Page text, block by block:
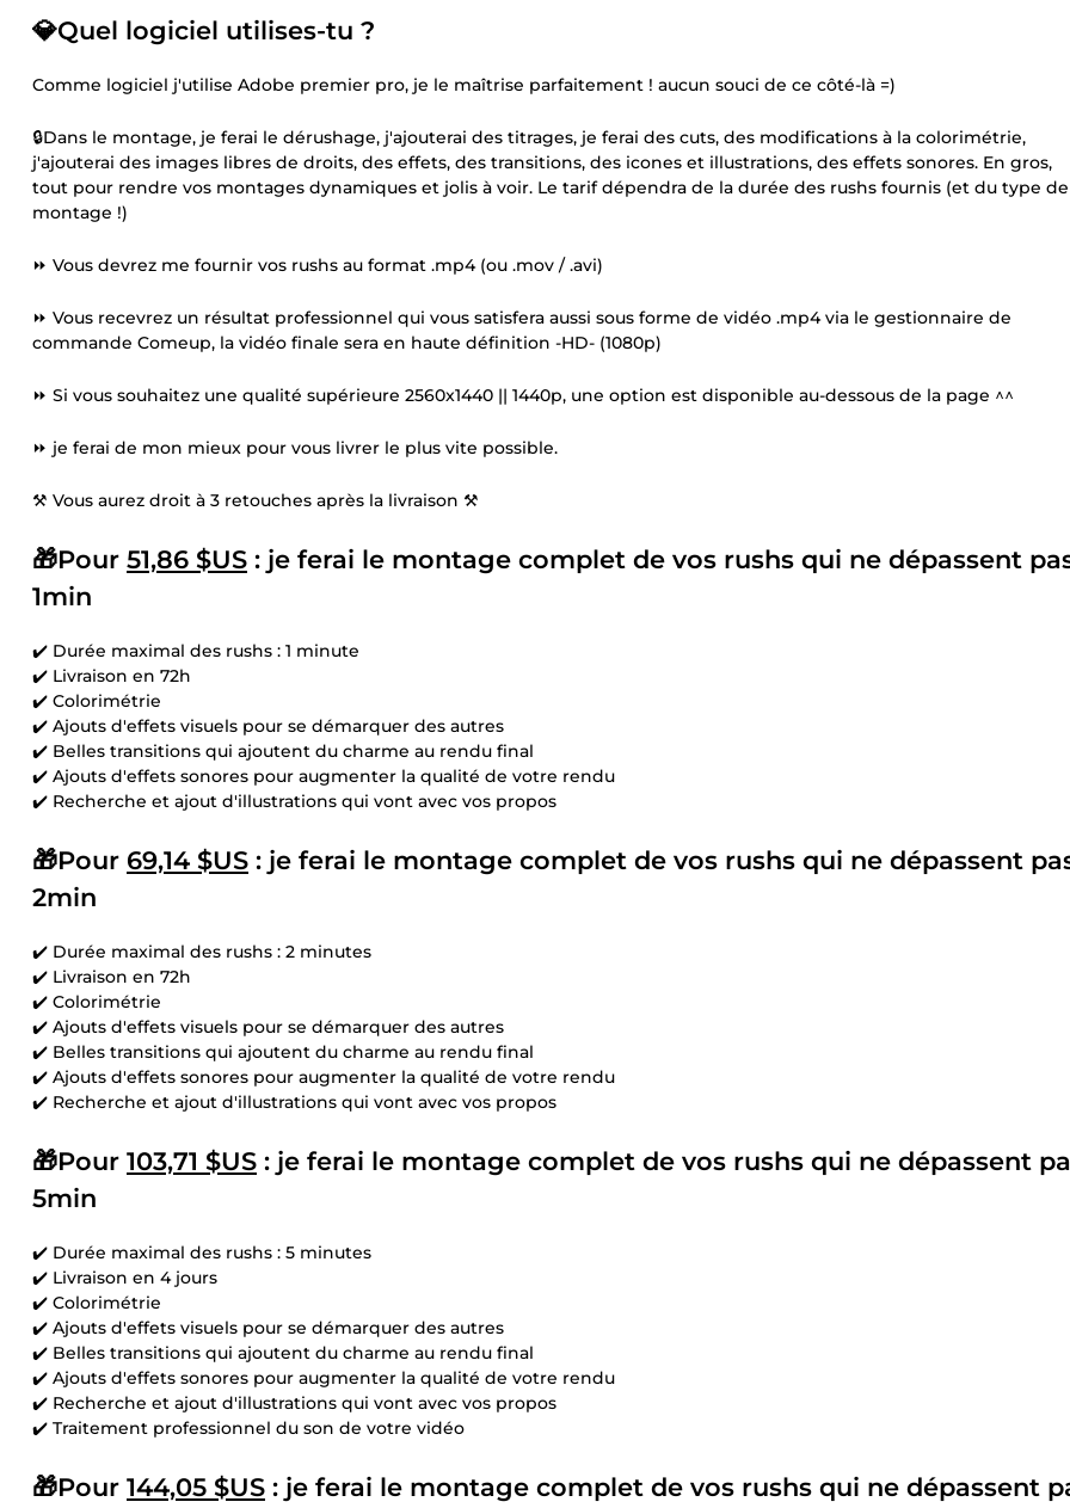
💎Quel logiciel utilises-tu ?
Comme logiciel j'utilise Adobe premier pro, je le maîtrise parfaitement ! aucun souci de ce côté-là =)
🔒Dans le montage, je ferai le dérushage, j'ajouterai des titrages, je ferai des cuts, des modifications à la colorimétrie,
j'ajouterai des images libres de droits, des effets, des transitions, des icones et illustrations, des effets sonores. En gros,
tout pour rendre vos montages dynamiques et jolis à voir. Le tarif dépendra de la durée des rushs fournis (et du type de
montage !)
⏩ Vous devrez me fournir vos rushs au format .mp4 (ou .mov / .avi)
⏩ Vous recevrez un résultat professionnel qui vous satisfera aussi sous forme de vidéo .mp4 via le gestionnaire de
commande Comeup, la vidéo finale sera en haute définition -HD- (1080p)
⏩ Si vous souhaitez une qualité supérieure 2560x1440 || 1440p, une option est disponible au-dessous de la page ^^
⏩ je ferai de mon mieux pour vous livrer le plus vite possible.
⚒ Vous aurez droit à 3 retouches après la livraison ⚒
🎁Pour 51,86 $US : je ferai le montage complet de vos rushs qui ne dépassent
1min
✔️ Durée maximal des rushs : 1 minute
✔️ Livraison en 72h
✔️ Colorimétrie
✔️ Ajouts d'effets visuels pour se démarquer des autres
✔️ Belles transitions qui ajoutent du charme au rendu final
✔️ Ajouts d'effets sonores pour augmenter la qualité de votre rendu
✔️ Recherche et ajout d'illustrations qui vont avec vos propos
🎁Pour 69,14 $US : je ferai le montage complet de vos rushs qui ne dépassent
2min
✔️ Durée maximal des rushs : 2 minutes
✔️ Livraison en 72h
✔️ Colorimétrie
✔️ Ajouts d'effets visuels pour se démarquer des autres
✔️ Belles transitions qui ajoutent du charme au rendu final
✔️ Ajouts d'effets sonores pour augmenter la qualité de votre rendu
✔️ Recherche et ajout d'illustrations qui vont avec vos propos
🎁Pour 103,71 $US : je ferai le montage complet de vos rushs qui ne dépassent
5min
✔️ Durée maximal des rushs : 5 minutes
✔️ Livraison en 4 jours
✔️ Colorimétrie
✔️ Ajouts d'effets visuels pour se démarquer des autres
✔️ Belles transitions qui ajoutent du charme au rendu final
✔️ Ajouts d'effets sonores pour augmenter la qualité de votre rendu
✔️ Recherche et ajout d'illustrations qui vont avec vos propos
✔️ Traitement professionnel du son de votre vidéo
🎁Pour 144,05 $US : je ferai le montage complet de vos rushs qui ne dépassent